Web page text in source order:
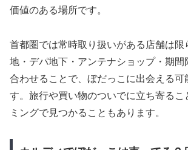
価値のある場所です。
首都圏では常時取り扱いがある店舗は限
地・デパ地下・アンテナショップ・期間
合わせることで、ぼだっこに出会える可
す。旅行や買い物のついでに立ち寄るこ
ミングで見つかることもあります。